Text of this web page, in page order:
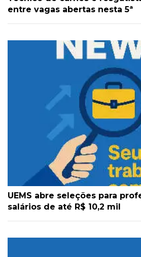
entre vagas abertas nesta 5ª
UEMS abre seleções para
salários de até R$ 10,2 mil